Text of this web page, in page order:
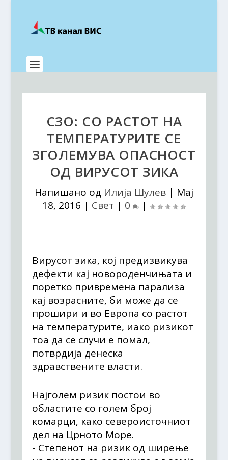
СЗО: СО РАСТОТ НА
ТЕМПЕРАТУРИТЕ СЕ
ЗГОЛЕМУВА ОПАСНОСТ
ОД ВИРУСОТ ЗИКА
Напишано од Илија Шулев| Мај
18, 2016 | Свет | 0 |
Вирусот зика, кој предизвикува
дефекти кај новороденчињата и
поретко привремена парализа
кај возрасните, би може да се
прошири и во Европа со растот
на температурите, иако ризикот
тоа да се случи е помал,
потврдија денеска
здравствените власти.
Најголем ризик постои во
областите со голем број
комарци, како североисточниот
дел на Црното Море.
- Степенот на ризик од ширење